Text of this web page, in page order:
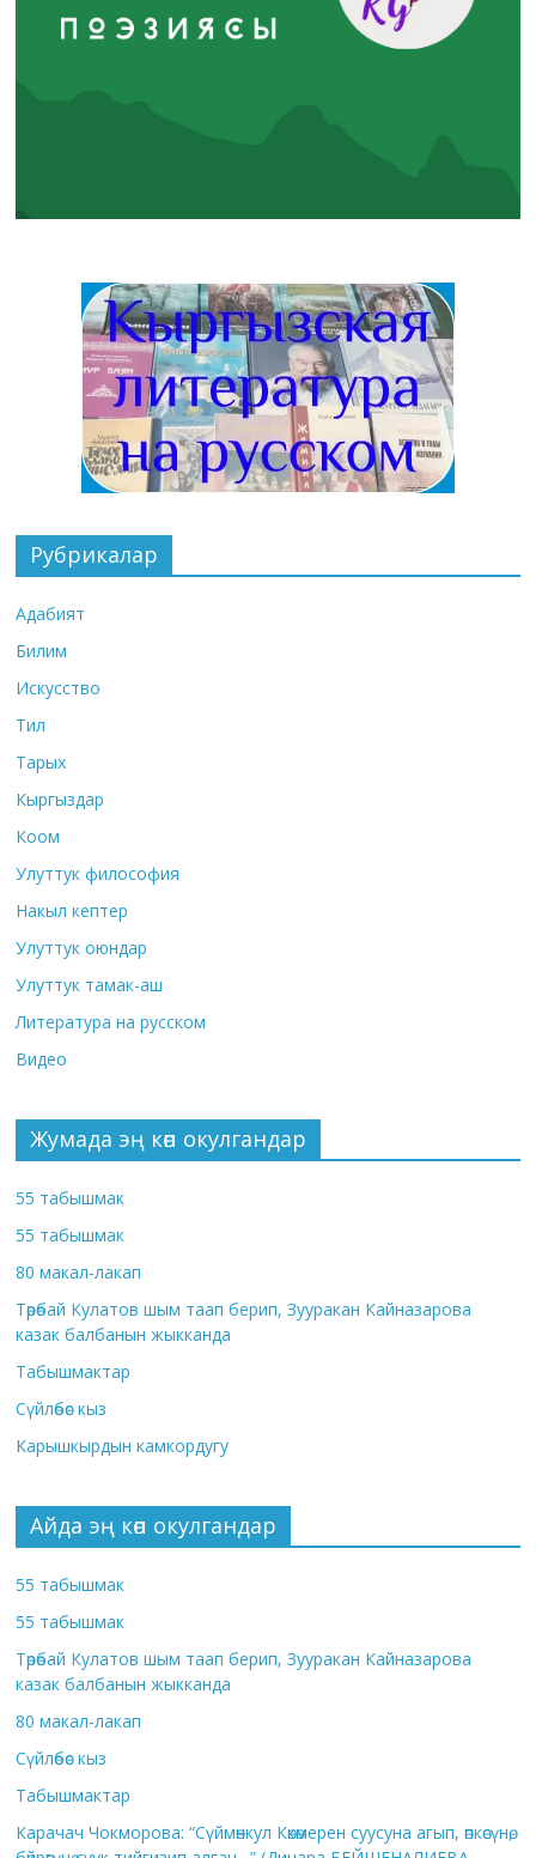
Рубрикалар
Адабият
Билим
Искусство
Тил
Тарых
Кыргыздар
Коом
Улуттук философия
Накыл кептер
Улуттук оюндар
Улуттук тамак-аш
Литература на русском
Видео
Жумада эң көп окулгандар
55 табышмак
55 табышмак
80 макал-лакап
Төрөбай Кулатов шым таап берип, Зууракан Кайназарова
казак балбанын жыкканда
Табышмактар
Сүйлөбөс кыз
Карышкырдын камкордугу
Айда эң көп окулгандар
55 табышмак
55 табышмак
Төрөбай Кулатов шым таап берип, Зууракан Кайназарова
казак балбанын жыкканда
80 макал-лакап
Сүйлөбөс кыз
Табышмактар
Карачач Чокморова: “Сүймөнкул Көкөмерен суусуна агып, өпкөсүнө,